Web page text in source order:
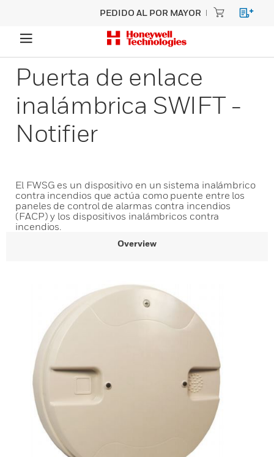
PEDIDO AL POR MAYOR
Puerta de enlace
inalámbrica SWIFT -
Notifier
El FWSG es un dispositivo en un sistema inalámbrico
contra incendios que actúa como puente entre los
paneles de control de alarmas contra incendios
(FACP) y los dispositivos inalámbricos contra
incendios.
Overview